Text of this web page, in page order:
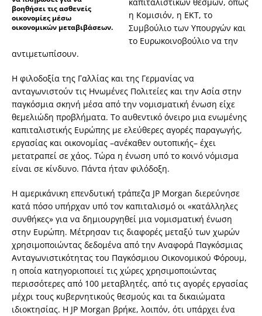
βοηθήσει τις ασθενείς
οικονομίες μέσω
οικονομικών μεταβιβάσεων.
καπιταλιστικών θεσμών, όπως
η Κομισιόν, η ΕΚΤ, το
Συμβούλιο των Υπουργών και
το Ευρωκοινοβούλιο να την
αντιμετωπίσουν.
Η φιλοδοξία της Γαλλίας και της Γερμανίας να
ανταγωνιστούν τις Ηνωμένες Πολιτείες και την Ασία στην
παγκόσμια σκηνή μέσα από την νομισματική ένωση είχε
θεμελιώδη προβλήματα. Το αυθεντικό όνειρο μια ενωμένης
καπιταλιστικής Ευρώπης με ελεύθερες αγορές παραγωγής,
εργασίας και οικονομίας –ανέκαθεν ουτοπικής– έχει
μετατραπεί σε χάος. Τώρα η ένωση υπό το κοινό νόμισμα
είναι σε κίνδυνο. Πάντα ήταν φιλόδοξη.
Η αμερικάνικη επενδυτική τράπεζα JP Morgan διερεύνησε
κατά πόσο υπήρχαν υπό τον καπιταλισμό οι «κατάλληλες
συνθήκες» για να δημιουργηθεί μια νομισματική ένωση
στην Ευρώπη. Μέτρησαν τις διαφορές μεταξύ των χωρών
χρησιμοποιώντας δεδομένα από την Αναφορά Παγκόσμιας
Ανταγωνιστικότητας του Παγκόσμιου Οικονομικού Φόρουμ,
η οποία κατηγοριοποιεί τις χώρες χρησιμοποιώντας
περισσότερες από 100 μεταβλητές, από τις αγορές εργασίας
μέχρι τους κυβερνητικούς θεσμούς και τα δικαιώματα
ιδιοκτησίας. Η JP Morgan βρήκε, λοιπόν, ότι υπάρχει ένα